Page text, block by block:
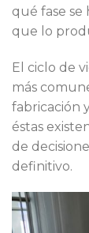
qué fase se
que lo
El ciclo de
más
fabricación
éstas
de
definitivo.